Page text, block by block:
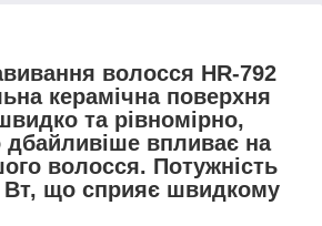
волосся HR-792
керамічна поверхня
та рівномірно,
дбайливіше впливає на
волосся. Потужність
що сприяє швидкому